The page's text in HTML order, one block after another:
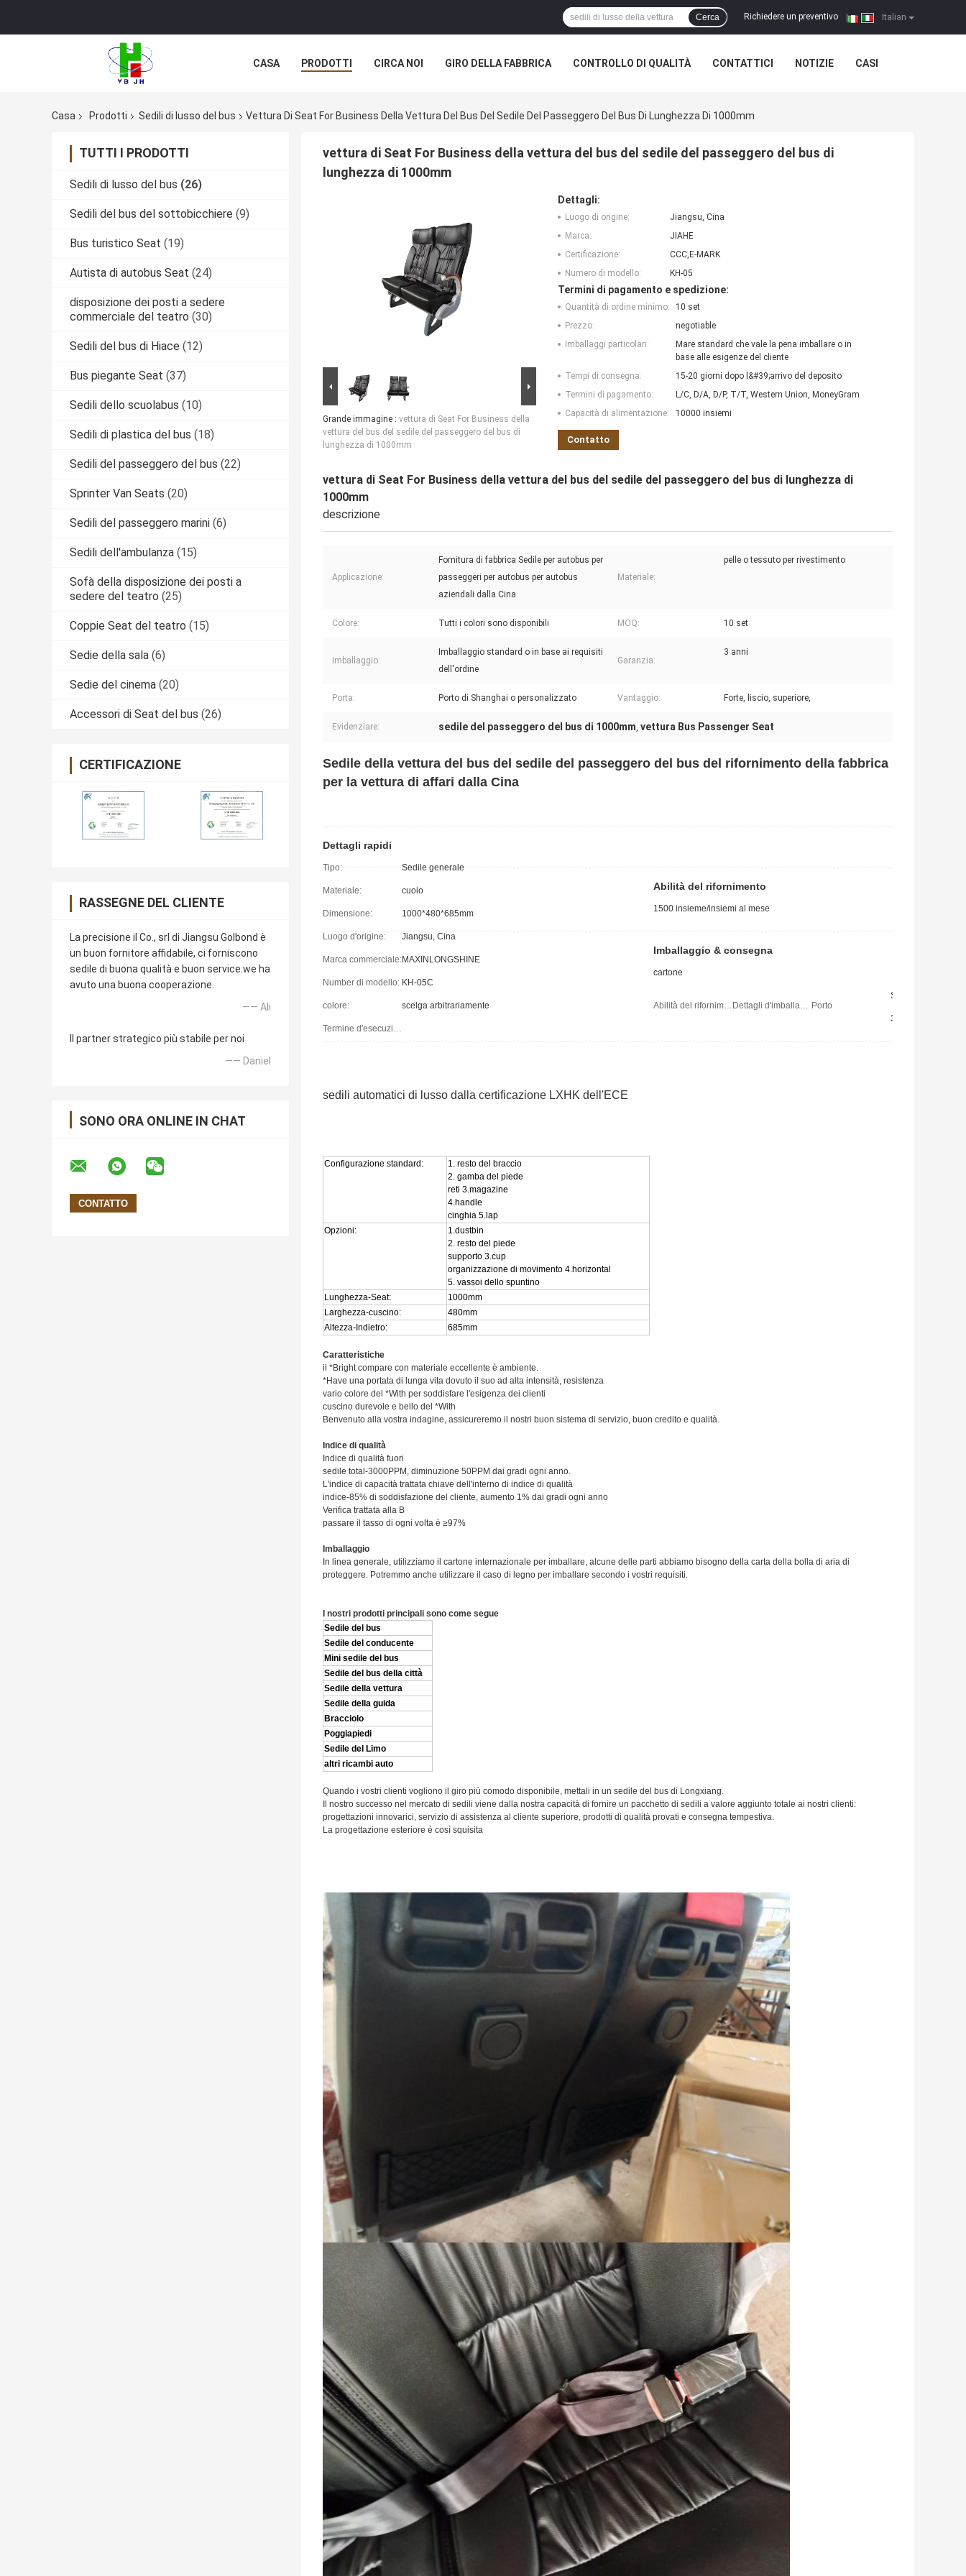
Italian
Richiedere un preventivo |
Cerca
CASA PRODOTTI CIRCA NOI GIRO DELLA FABBRICA CONTROLLO DI QUALITÀ CONTATTICI NOTIZIE CASI
Casa Prodotti Sedili di lusso del bus Vettura Di Seat For Business Della Vettura Del Bus Del Sedile Del Passeggero Del Bus Di Lunghezza Di 1000mm
TUTTI I PRODOTTI
Sedili di lusso del bus (26)
Sedili del bus del sottobicchiere (9)
Bus turistico Seat (19)
Autista di autobus Seat (24)
disposizione dei posti a sedere
commerciale del teatro (30)
Sedili del bus di Hiace (12)
Bus piegante Seat (37)
Sedili dello scuolabus (10)
Sedili di plastica del bus (18)
Sedili del passeggero del bus (22)
Sprinter Van Seats (20)
Sedili del passeggero marini (6)
Sedili dell'ambulanza (15)
Sofà della disposizione dei posti a
sedere del teatro (25)
Coppie Seat del teatro (15)
Sedie della sala (6)
Sedie del cinema (20)
Accessori di Seat del bus (26)
CERTIFICAZIONE
RASSEGNE DEL CLIENTE
La precisione il Co., srl di Jiangsu Golbond è
un buon fornitore affidabile, ci forniscono
sedile di buona qualità e buon service.we ha
avuto una buona cooperazione.
—— Ali
Il partner strategico più stabile per noi
—— Daniel
SONO ORA ONLINE IN CHAT
vettura di Seat For Business della vettura del bus del sedile del passeggero del bus di
lunghezza di 1000mm
Grande immagine : vettura di Seat For Business della
vettura del bus del sedile del passeggero del bus di
lunghezza di 1000mm
Dettagli:
Luogo di origine:
Jiangsu, Cina
Marca:
JIAHE
Certificazione:
CCC,E-MARK
Numero di modello:
KH-05
Termini di pagamento e spedizione:
Quantità di ordine minimo:
10 set
Prezzo:
negotiable
Imballaggi particolari:
Mare standard che vale la pena imballare o in
base alle esigenze del cliente
Tempi di consegna:
15-20 giorni dopo l&#39;arrivo del deposito
Termini di pagamento:
L/C, D/A, D/P, T/T, Western Union, MoneyGram
Capacità di alimentazione:
10000 insiemi
Contatto
vettura di Seat For Business della vettura del bus del sedile del passeggero del bus di lunghezza di
1000mm
descrizione
Applicazione:
Fornitura di fabbrica Sedile per autobus per
passeggeri per autobus per autobus
aziendali dalla Cina
Materiale:
pelle o tessuto per rivestimento
Colore: Tutti i colori sono disponibili MOQ: 10 set
Imballaggio:
Imballaggio standard o in base ai requisiti
dell'ordine
Garanzia:
3 anni
Porta: Porto di Shanghai o personalizzato Vantaggio: Forte, liscio, superiore,
Evidenziare: sedile del passeggero del bus di 1000mm, vettura Bus Passenger Seat
Sedile della vettura del bus del sedile del passeggero del bus del rifornimento della fabbrica
per la vettura di affari dalla Cina
Dettagli rapidi
Tipo: Sedile generale
Materiale: cuoio
Dimensione: 1000*480*685mm
Luogo d'origine: Jiangsu, Cina
Marca commerciale:MAXINLONGSHINE
Number di modello: KH-05C
colore: scelga arbitrariamente
Abilità del rifornimento
Abilità del rifornimento:
1500 insieme/insiemi al mese
Imballaggio & consegna
Dettagli d'imballaggio
cartone
Porto
Termine d'esecuzione
sedili automatici di lusso dalla certificazione LXHK dell'ECE
Configurazione standard:
1. resto del braccio
2. gamba del piede
reti 3.magazine
4.handle
cinghia 5.lap
Opzioni:
1.dustbin
2. resto del piede
supporto 3.cup
organizzazione di movimento 4.horizontal
5. vassoi dello spuntino
Lunghezza-Seat:
1000mm
Larghezza-cuscino:
480mm
Altezza-Indietro:
685mm
Caratteristiche
il *Bright compare con materiale eccellente è ambiente.
*Have una portata di lunga vita dovuto il suo ad alta intensità, resistenza
vario colore del *With per soddisfare l'esigenza dei clienti
cuscino durevole e bello del *With
Benvenuto alla vostra indagine, assicureremo il nostri buon sistema di servizio, buon credito e qualità.
Indice di qualità
Indice di qualità fuori
sedile total-3000PPM, diminuzione 50PPM dai gradi ogni anno.
L'indice di capacità trattata chiave dell'interno di indice di qualità
indice-85% di soddisfazione del cliente, aumento 1% dai gradi ogni anno
Verifica trattata alla B
passare il tasso di ogni volta è ≥97%
Imballaggio
In linea generale, utilizziamo il cartone internazionale per imballare, alcune delle parti abbiamo bisogno della carta della bolla di aria di
proteggere. Potremmo anche utilizzare il caso di legno per imballare secondo i vostri requisiti.
I nostri prodotti principali sono come segue
Sedile del bus
Sedile del conducente
Mini sedile del bus
Sedile del bus della città
Sedile della vettura
Sedile della guida
Bracciolo
Poggiapiedi
Sedile del Limo
altri ricambi auto
Quando i vostri clienti vogliono il giro più comodo disponibile, mettali in un sedile del bus di Longxiang.
Il nostro successo nel mercato di sedili viene dalla nostra capacità di fornire un pacchetto di sedili a valore aggiunto totale ai nostri clienti:
progettazioni innovarici, servizio di assistenza al cliente superiore, prodotti di qualità provati e consegna tempestiva.
La progettazione esteriore è così squisita